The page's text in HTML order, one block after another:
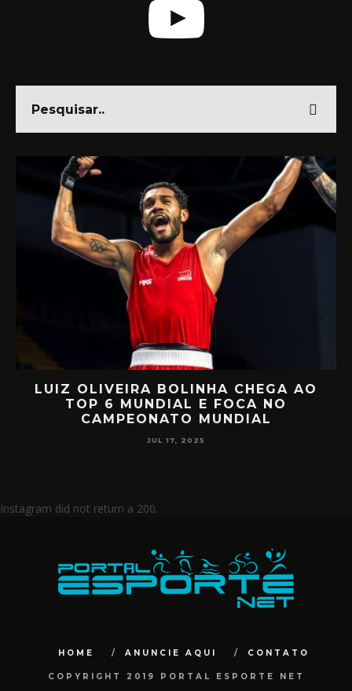
RETORNO EM ALTO NÍVEL: RAFA
MIILLER E PATTY DIAZ DE VOLTA AO
CIRCUITO MUNDIAL
JUL 17, 2025
Instagram did not return a 200.
HOME ANUNCIE AQUI CONTATO
COPYRIGHT 2019 PORTAL ESPORTE NET